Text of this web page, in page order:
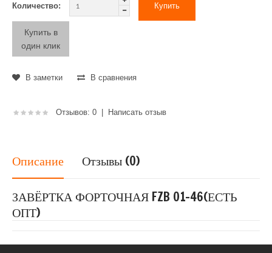
Количество:
Купить в
один клик
В заметки В сравнения
Отзывов: 0 | Написать отзыв
Описание Отзывы (0)
ЗАВЁРТКА ФОРТОЧНАЯ FZB 01-46(ЕСТЬ
ОПТ)